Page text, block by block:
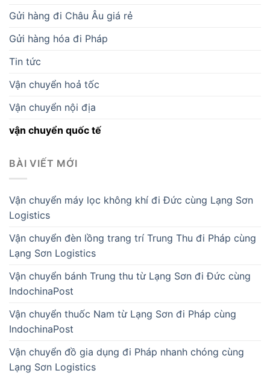
Gửi hàng đi Châu Âu giá rẻ
Gửi hàng hóa đi Pháp
Tin tức
Vận chuyển hoả tốc
Vận chuyển nội địa
vận chuyển quốc tế
BÀI VIẾT MỚI
Vận chuyển máy lọc không khí đi Đức cùng Lạng Sơn
Logistics
Vận chuyển đèn lồng trang trí Trung Thu đi Pháp cùng
Lạng Sơn Logistics
Vận chuyển bánh Trung thu từ Lạng Sơn đi Đức cùng
IndochinaPost
Vận chuyển thuốc Nam từ Lạng Sơn đi Pháp cùng
IndochinaPost
Vận chuyển đồ gia dụng đi Pháp nhanh chóng cùng
Lạng Sơn Logistics